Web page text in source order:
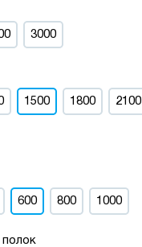
3000
1500 1800 2100
600 800 1000
полок